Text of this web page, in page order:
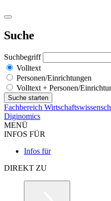
Suche
Suchbegriff
Volltext
Personen/Einrichtungen
Volltext + Personen/
Fachbereich
Diginomics
MENÜ
INFOS FÜR
Infos für
DIREKT ZU